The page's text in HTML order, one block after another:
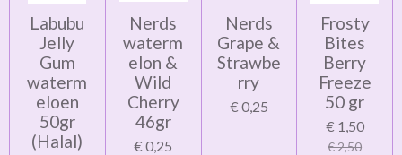
Labubu
Jelly
Gum
waterm
eloen
50gr
(Halal)
Nerds
waterm
elon &
Wild
Cherry
46gr
€ 0,25
Nerds
Grape &
Strawbe
rry
€ 0,25
Frosty
Bites
Berry
Freeze
50 gr
€ 1,50
€ 2,50